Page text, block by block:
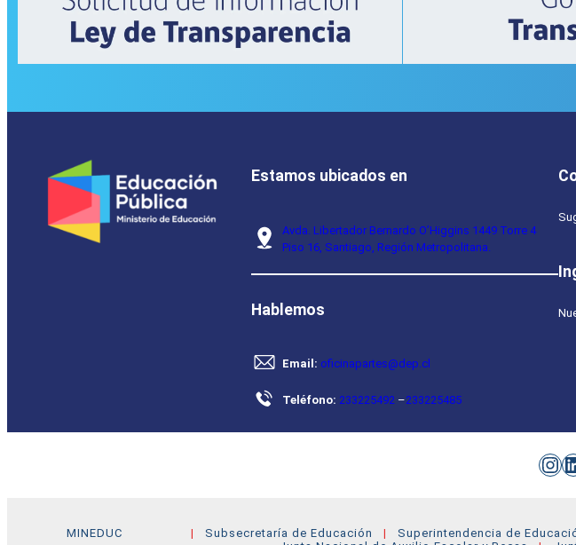
Estamos ubicados en
Avda. Libertador Bernardo O’Higgins 1449 Torre 4
Piso 16, Santiago, Región Metropolitana.
Hablemos
Email: oficinapartes@dep.cl
Teléfono: 233225492 –233225485
MINEDUC Subsecretaría de Educación Superintendencia de